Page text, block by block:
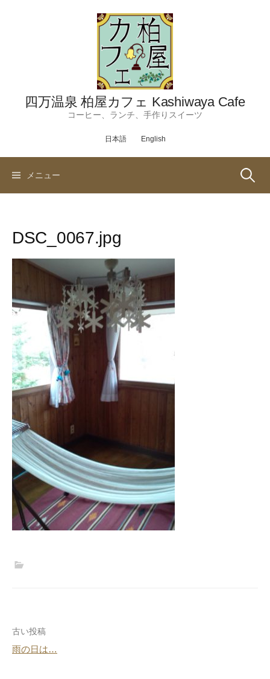
四万温泉 柏屋カフェ Kashiwaya Cafe
コーヒー、ランチ、手作りスイーツ
日本語 English
メニュー 検
DSC_0067.jpg
投
稿
古い投稿
雨の日は…